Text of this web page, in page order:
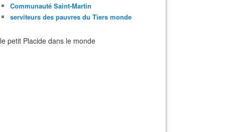
Communauté Saint-Martin
serviteurs des pauvres du Tiers monde
le petit Placide dans le monde